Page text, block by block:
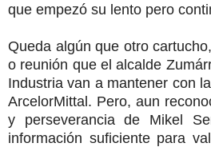
que empezó su lento pero
Queda algún que otro
o reunión que el alcalde
Industria van a mantener con
ArcelorMittal. Pero, aun
y perseverancia de Mikel
información suficiente para